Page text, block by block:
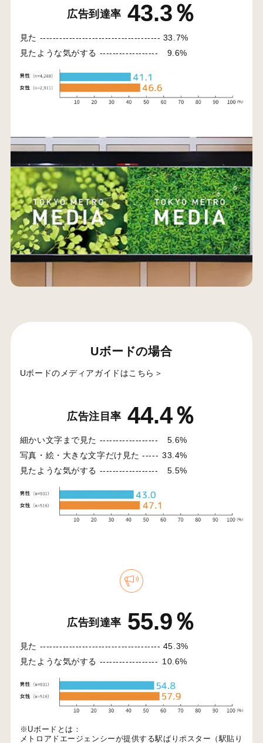
広告到達率 43.3％
見た ------------------------------------- 33.7%
見たような気がする ------------------
9.6%
Uボードの場合
Uボードのメディアガイドはこちら＞
広告注目率 44.4％
細かい文字まで見た ------------------
5.6%
写真・絵・大きな文字だけ見た ----- 33.4%
見たような気がする ------------------
5.5%
広告到達率 55.9％
見た ------------------------------------- 45.3%
見たような気がする ------------------ 10.6%
※Uボードとは：
メトロアドエージェンシーが提供する駅ばりポスター（駅貼り